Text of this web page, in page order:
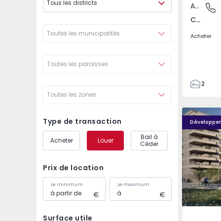
Tous les districts
Toutes les municipalités
Toutes les paroisses
Toutes les zones
Type de transaction
Acheter Louer
Bail à
Céder
Prix de location
Le minimum Le maximum
Surface utile
Covilhã
Appartement
Covilhã e Canhoso, Castelo Branco
Acheter
2
85
85
0
4
PLENO